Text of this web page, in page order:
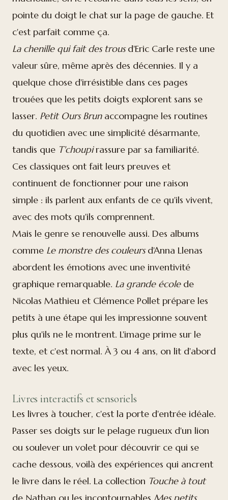
pointe du doigt le chat sur la page de gauche. Et
c'est parfait comme ça.
La chenille qui fait des trousd'Eric Carle reste une
valeur sûre, même après des décennies. Il y a
quelque chose d'irrésistible dans ces pages
trouées que les petits doigts explorent sans se
lasser. Petit Ours Brunaccompagne les routines
du quotidien avec une simplicité désarmante,
tandis que T'choupirassure par sa familiarité.
Ces classiques ont fait leurs preuves et
continuent de fonctionner pour une raison
simple : ils parlent aux enfants de ce qu'ils vivent,
avec des mots qu'ils comprennent.
Mais le genre se renouvelle aussi. Des albums
comme Le monstre des couleursd'Anna Llenas
abordent les émotions avec une inventivité
graphique remarquable. La grande écolede
Nicolas Mathieu et Clémence Pollet prépare les
petits à une étape qui les impressionne souvent
plus qu'ils ne le montrent. L'image prime sur le
texte, et c'est normal. À 3 ou 4 ans, on lit d'abord
avec les yeux.
Livres interactifs et sensoriels
Les livres à toucher, c'est la porte d'entrée idéale.
Passer ses doigts sur le pelage rugueux d'un lion
ou soulever un volet pour découvrir ce qui se
cache dessous, voilà des expériences qui ancrent
le livre dans le réel. La collection Touche à tout
de Nathan ou les incontournables Mes petits